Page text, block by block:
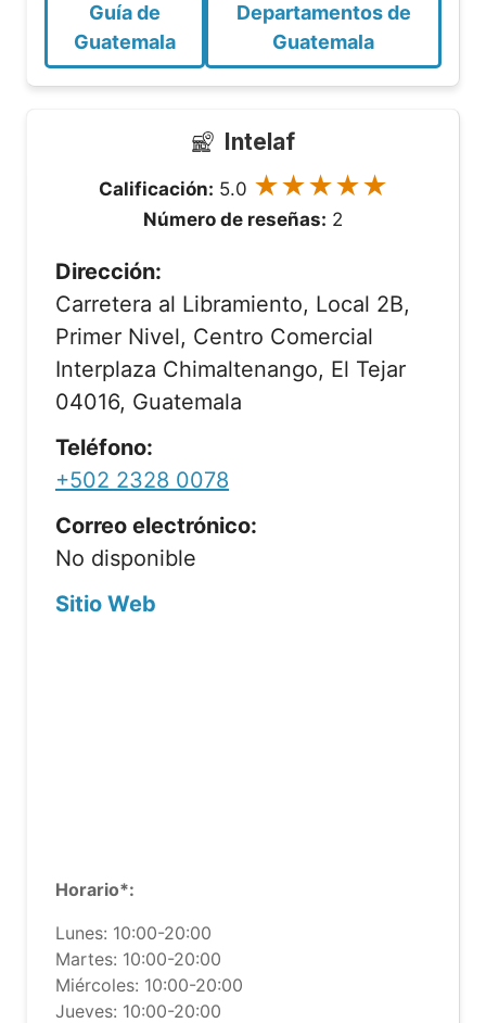
Guía de
Guatemala
Departamentos de
Guatemala
Intelaf
Calificación: 5.0 ★★★★★
Número de reseñas: 2
Dirección:
Carretera al Libramiento, Local 2B,
Primer Nivel, Centro Comercial
Interplaza Chimaltenango, El Tejar
04016, Guatemala
Teléfono:
+502 2328 0078
Correo electrónico:
No disponible
Sitio Web
Horario*:
Lunes: 10:00-20:00
Martes: 10:00-20:00
Miércoles: 10:00-20:00
Jueves: 10:00-20:00